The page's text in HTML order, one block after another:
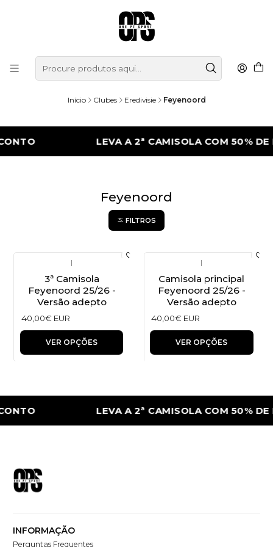
Início Clubes Eredivisie Feyenoord
LEVA A 2ª CAMISOLA COM 50% DE
Feyenoord
FILTROS
|
3ª Camisola
Feyenoord 25/26 -
Versão adepto
40,00€ EUR
VER OPÇÕES
|
Camisola principal
Feyenoord 25/26 -
Versão adepto
40,00€ EUR
VER OPÇÕES
LEVA A 2ª CAMISOLA COM 50% DE
INFORMAÇÃO
Perguntas Frequentes